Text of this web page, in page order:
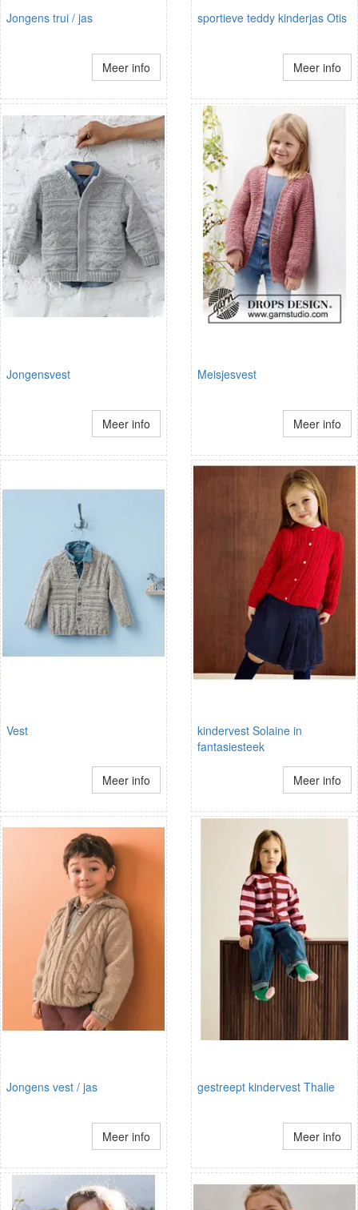
Jongens trui / jas
Meer info
sportieve teddy kinderjas Otis
Meer info
Jongensvest
Meer info
Meisjesvest
Meer info
Vest
Meer info
kindervest Solaine in
fantasiesteek
Meer info
Jongens vest / jas
Meer info
gestreept kindervest Thalie
Meer info